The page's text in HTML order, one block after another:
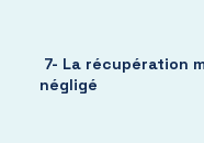
7- La récupération
négligé